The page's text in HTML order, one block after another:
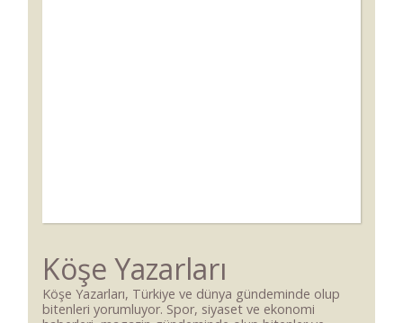
Köşe Yazarları
Köşe Yazarları, Türkiye ve dünya gündeminde olup
bitenleri yorumluyor. Spor, siyaset ve ekonomi